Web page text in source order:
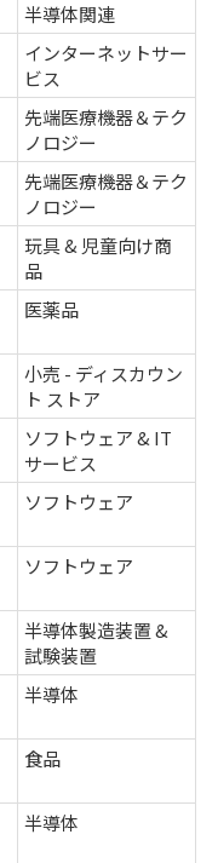
半導体関連
インターネットサー
ビス
先端医療機器＆テク
ノロジー
先端医療機器＆テク
ノロジー
玩具 & 児童向け商
品
医薬品
小売 - ディスカウン
ト ストア
ソフトウェア & IT
サービス
ソフトウェア
ソフトウェア
半導体製造装置 &
試験装置
半導体
食品
半導体